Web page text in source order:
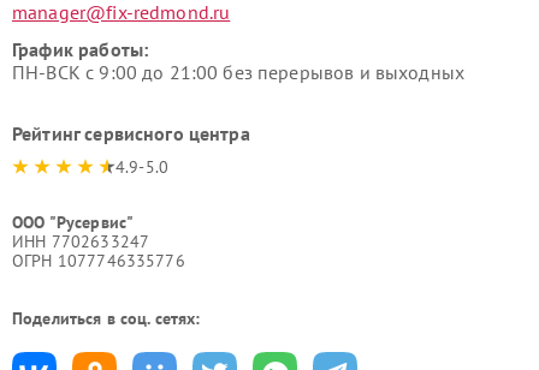
manager@fix-redmond.ru
График работы:
ПН-ВСК с 9:00 до 21:00 без перерывов и выходных
Рейтинг сервисного центра
4.9-5.0
ООО "Русервис"
ИНН 7702633247
ОГРН 1077746335776
Поделиться в соц. сетях: